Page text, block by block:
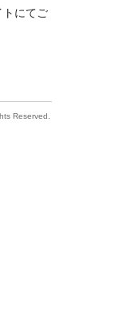
トにてご
Reserved.